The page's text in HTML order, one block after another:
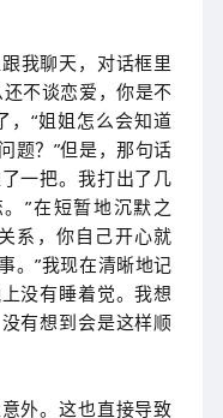
我聊天，对话框里
不谈恋爱，你是不
，“姐姐怎么会知道
题？”但是，那句话
一把。我打出了几
”在短暂地沉默之
系，你自己开心就
。”我现在清晰地记
没有睡着觉。我想
有想到会是这样顺
外。这也直接导致